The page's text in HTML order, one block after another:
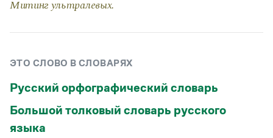
Статьи
Интервью
Учебник Грамоты
Правила русского языка: от азов до тонкостей
Митинг ультралевых.
ЭТО СЛОВО В СЛОВАРЯХ
Русский орфографический словарь
Большой толковый словарь русского
языка